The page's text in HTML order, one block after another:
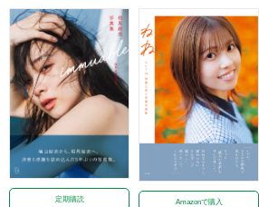
定期購読 Amazonで購入